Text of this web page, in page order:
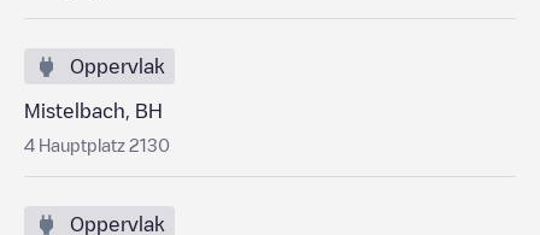
Oppervlak
Mistelbach, BH
4 Hauptplatz 2130
Oppervlak